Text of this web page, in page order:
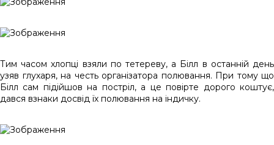
Тим часом хлопці взяли по тетереву, а Білл в останній день
узяв глухаря, на честь організатора полювання. При тому що
Білл сам підійшов на постріл, а це повірте дорого коштує,
дався взнаки досвід їх полювання на індичку.